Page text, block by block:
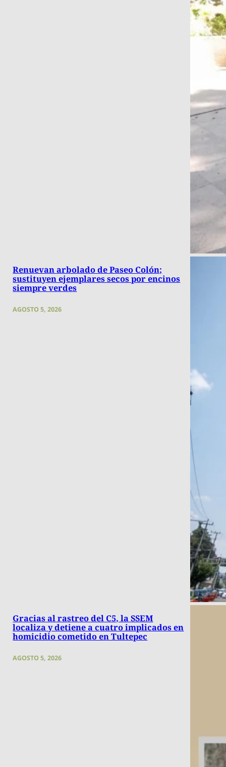
Renuevan arbolado de Paseo Colón;
sustituyen ejemplares secos por encinos
siempre verdes
AGOSTO 5, 2026
Gracias al rastreo del C5, la SSEM
localiza y detiene a cuatro implicados en
homicidio cometido en Tultepec
AGOSTO 5, 2026